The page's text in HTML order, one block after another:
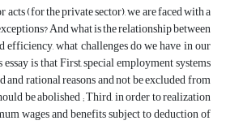
(for the private sector), we are faced with a
And what is the relationship between
what challenges do we have in our
is that First, special employment systems
rational reasons and not be excluded from
be abolished ; Third, in order to realization
wages and benefits subject to deduction of